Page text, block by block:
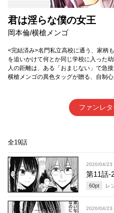
君は淫らな僕の女王
岡本倫/横槍メンゴ
<完結済み>名門私立高校に通う、家柄
を追いかけて何とか同じ学校に入った
人の距離は、ある「おまじない」で急
横槍メンゴの異色タッグが贈る、自制
ファンレ
全19話
2020/04/23
第11話-
60pt レ
2020/04/23